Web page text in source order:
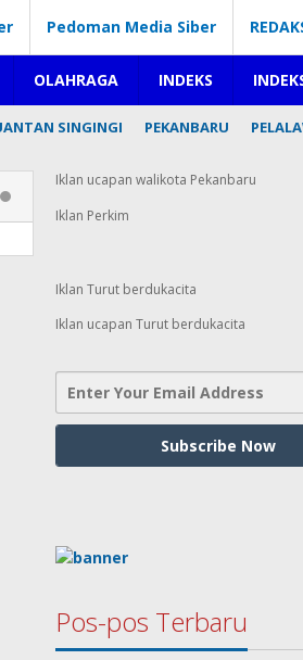
Pedoman Media Siber
OLAHRAGA INDEKS
SINGINGI PEKANBARU
Iklan ucapan walikota Pekanbaru
Iklan Perkim
Iklan Turut berdukacita
Iklan ucapan Turut berdukacita
Pos-pos Terbaru